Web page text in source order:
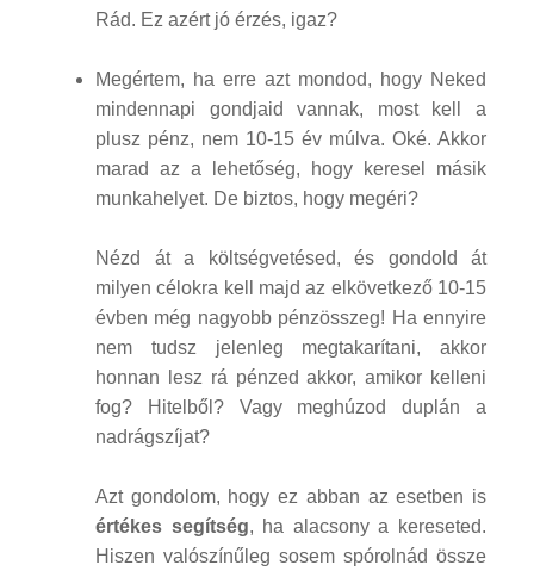
Rád. Ez azért jó érzés, igaz?
Megértem, ha erre azt mondod, hogy Neked
mindennapi gondjaid vannak, most kell a
plusz pénz, nem 10-15 év múlva. Oké. Akkor
marad az a lehetőség, hogy keresel másik
munkahelyet. De biztos, hogy megéri?
Nézd át a költségvetésed, és gondold át
milyen célokra kell majd az elkövetkező 10-15
évben még nagyobb pénzösszeg! Ha ennyire
nem tudsz jelenleg megtakarítani, akkor
honnan lesz rá pénzed akkor, amikor kelleni
fog? Hitelből? Vagy meghúzod duplán a
nadrágszíjat?
Azt gondolom, hogy ez abban az esetben is
értékes segítség, ha alacsony a kereseted.
Hiszen valószínűleg sosem spórolnád össze